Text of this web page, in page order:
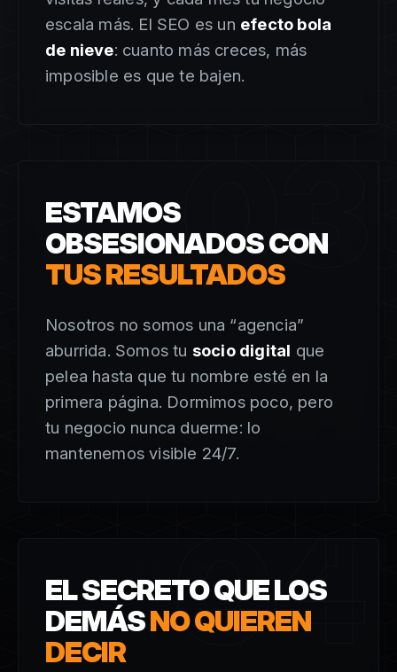
escala más. El SEO es un efecto bola
de nieve: cuanto más creces, más
imposible es que te bajen.
03
ESTAMOS
OBSESIONADOS CON
TUS RESULTADOS
Nosotros no somos una “agencia”
aburrida. Somos tu socio digital que
pelea hasta que tu nombre esté en la
primera página. Dormimos poco, pero
tu negocio nunca duerme: lo
mantenemos visible 24/7.
04
EL SECRETO QUE LOS
DEMÁSNO QUIEREN
DECIR